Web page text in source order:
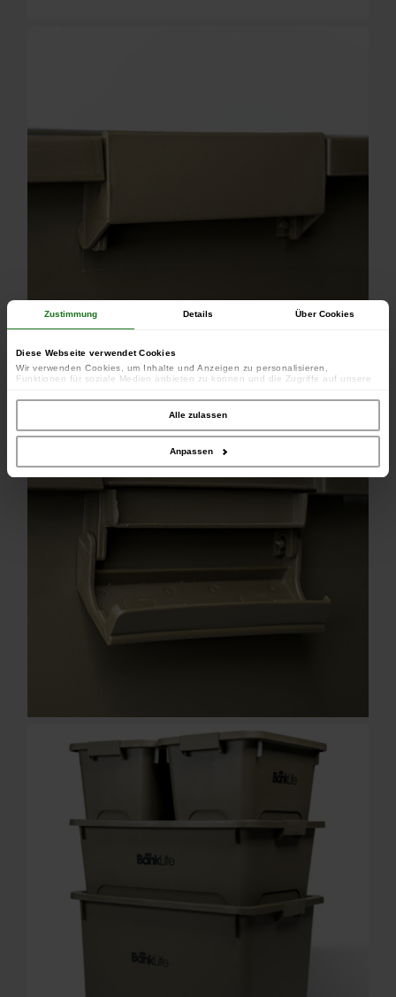
Zustimmung Details Über Cookies
Diese Webseite verwendet Cookies
Wir verwenden Cookies, um Inhalte und Anzeigen zu personalisieren,
Funktionen für soziale Medien anbieten zu können und die Zugriffe auf unsere
unserer Website an unsere Partner für soziale Medien, Werbung und Analysen
weiter. Unsere Partner führen diese Informationen möglicherweise mit weiteren
Daten zusammen, die Sie ihnen bereitgestellt haben oder die sie im Rahmen
Ihrer Nutzung der Dienste gesammelt haben.
Alle zulassen
Anpassen